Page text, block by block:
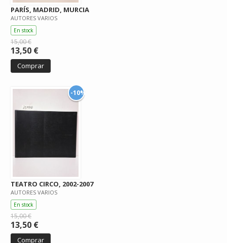
PARÍS, MADRID, MURCIA
AUTORES VARIOS
En stock
15,00 €
13,50 €
Comprar
-10%
TEATRO CIRCO, 2002-2007
AUTORES VARIOS
En stock
15,00 €
13,50 €
Comprar